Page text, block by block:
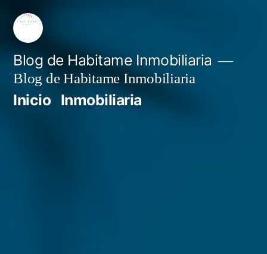
Saltar
contenido
Blog de Habitame Inmobiliaria
Blog de Habitame Inmobiliaria
Inicio Inmobiliaria